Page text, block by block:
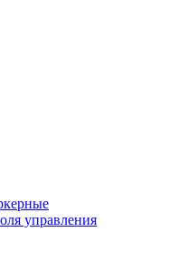
управления